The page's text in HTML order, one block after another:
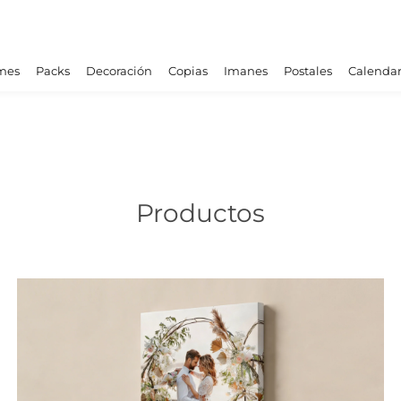
Packs Decoración Copias Imanes Postales
Productos